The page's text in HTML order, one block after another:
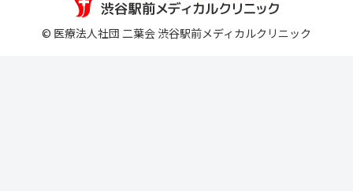
© 医療法人社団 二葉会 渋谷駅前メディカルクリニック